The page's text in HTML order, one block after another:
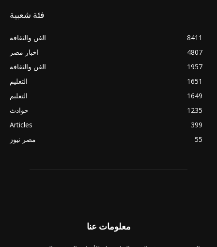
فئة شعبية
الفن والثقافة
8411
اخبار مصر
4807
الفن والثقافة
1957
التعليم
1651
التعليم
1649
حوادث
1235
Articles
399
مصر نيوز
55
معلومات عنا